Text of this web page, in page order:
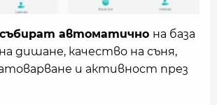
автоматично на база
дишане, качество на съня,
и активност през